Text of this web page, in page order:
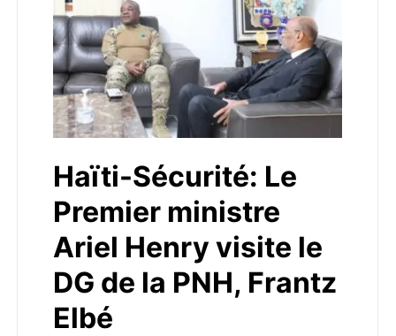
Haïti-Sécurité: Le
Premier ministre
Ariel Henry visite le
DG de la PNH, Frantz
Elbé